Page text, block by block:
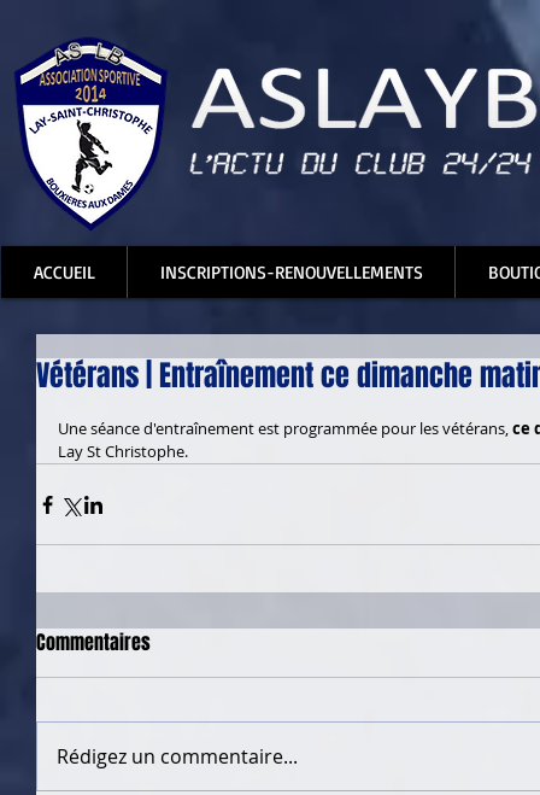
ACCUEIL INSCRIPTIONS-RENOUVELLEMENTS
Vétérans | Entraînement ce dimanche
Une séance d'entraînement est programmée pour les vétérans, ce
Lay St Christophe.
Commentaires
Rédigez un commentaire...